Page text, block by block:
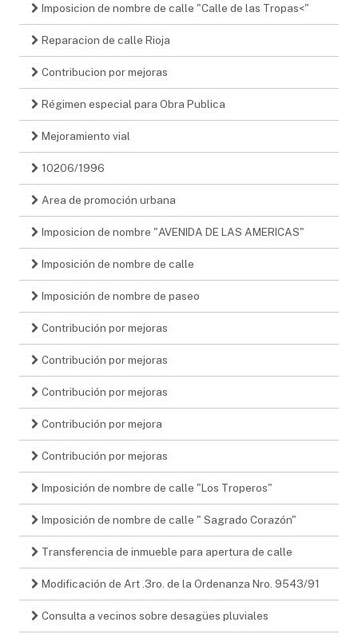
Imposicion de nombre de calle "Calle de las Tropas<"
Reparacion de calle Rioja
Contribucion por mejoras
Régimen especial para Obra Publica
Mejoramiento vial
10206/1996
Area de promoción urbana
Imposicion de nombre "AVENIDA DE LAS AMERICAS"
Imposición de nombre de calle
Imposición de nombre de paseo
Contribución por mejoras
Contribución por mejoras
Contribución por mejoras
Contribución por mejora
Contribución por mejoras
Imposición de nombre de calle "Los Troperos"
Imposición de nombre de calle " Sagrado Corazón"
Transferencia de inmueble para apertura de calle
Modificación de Art .3ro. de la Ordenanza Nro. 9543/91
Consulta a vecinos sobre desagües pluviales